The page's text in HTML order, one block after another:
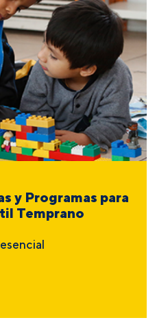
y Programas para
Temprano